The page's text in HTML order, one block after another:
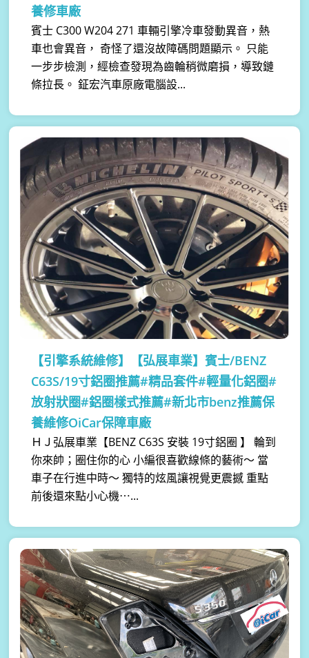
養修車廠
賓士 C300 W204 271 車輛引擎冷車發動異音，熱
車也會異音， 奇怪了還沒故障碼問題顯示。 只能
一步步檢測，經檢查發現為齒輪稍微磨損，導致鏈
條拉長。 鉦宏汽車原廠電腦設...
【引擎系統維修】
【弘展車業】賓士/BENZ
C63S/19寸鋁圈推薦#精品套件#輕量化鋁圈#
放射狀圈#鋁圈樣式推薦#新北市benz推薦保
養維修OiCar保障車廠
ＨＪ弘展車業【BENZ C63S 安裝 19寸鋁圈 】 輪到
你來帥；圈住你的心 小編很喜歡線條的藝術～ 當
車子在行進中時～ 獨特的炫風讓視覺更震撼 重點
前後還來點小心機⋯...